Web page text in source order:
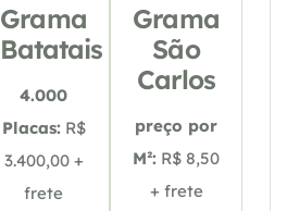
Grama
Batatais
4.000
Placas: R$
3.400,00 +
frete
Grama
São
Carlos
preço por
M²: R$ 8,50
+ frete